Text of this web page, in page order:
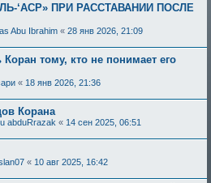
‘АСР» ПРИ РАССТАВАНИИ ПОСЛЕ
Abu Ibrahim « 28 янв 2026, 21:09
тому, кто не понимает его
« 18 янв 2026, 21:36
Корана
abduRrazak « 14 сен 2025, 06:51
« 10 авг 2025, 16:42